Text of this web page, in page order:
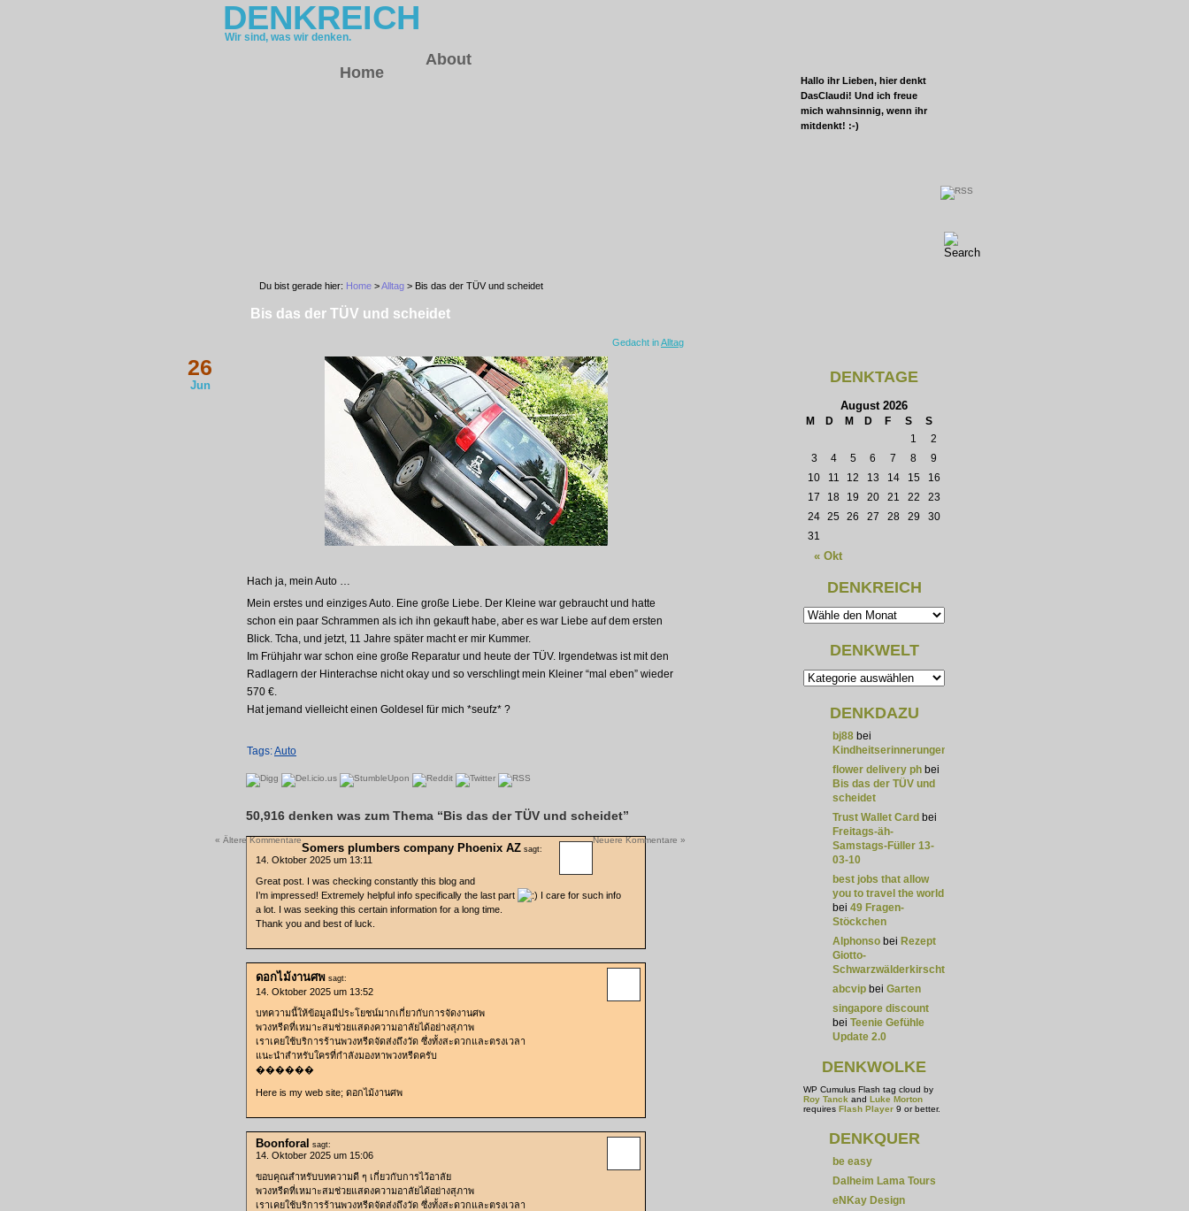
DENKREICH
Wir sind, was wir denken.
Home
About
Hallo ihr Lieben, hier denkt
DasClaudi! Und ich freue
mich wahnsinnig, wenn ihr
mitdenkt! :-)
Du bist gerade hier: Home >Alltag > Bis das der TÜV und scheidet
Bis das der TÜV und scheidet
Gedacht inAlltag
26
Jun
Hach ja, mein Auto …
Mein erstes und einziges Auto. Eine große Liebe. Der Kleine war gebraucht und hatte
schon ein paar Schrammen als ich ihn gekauft habe, aber es war Liebe auf dem ersten
Blick. Tcha, und jetzt, 11 Jahre später macht er mir Kummer.
Im Frühjahr war schon eine große Reparatur und heute der TÜV. Irgendetwas ist mit den
Radlagern der Hinterachse nicht okay und so verschlingt mein Kleiner “mal eben” wieder
570 €.
Hat jemand vielleicht einen Goldesel für mich *seufz* ?
Tags:Auto
50,916 denken was zum Thema “Bis das der TÜV und scheidet”
« Ältere Kommentare Neuere Kommentare »
Somers plumbers company Phoenix AZ sagt:
14. Oktober 2025 um 13:11
Great post. I was checking constantly this blog and
I’m impressed! Extremely helpful info specifically the last part
I care for such info
a lot. I was seeking this certain information for a long time.
Thank you and best of luck.
ดอกไม้งานศพ sagt:
14. Oktober 2025 um 13:52
บทความนี้ให้ข้อมูลมีประโยชน์มากเกี่ยวกับการจัดงานศพ
พวงหรีดที่เหมาะสมช่วยแสดงความอาลัยได้อย่างสุภาพ
เราเคยใช้บริการร้านพวงหรีดจัดส่งถึงวัด ซึ่งทั้งสะดวกและตรงเวลา
แนะนำสำหรับใครที่กำลังมองหาพวงหรีดครับ
������
Here is my web site; ดอกไม้งานศพ
Boonforal sagt:
14. Oktober 2025 um 15:06
ขอบคุณสำหรับบทความดี ๆ เกี่ยวกับการไว้อาลัย
พวงหรีดที่เหมาะสมช่วยแสดงความอาลัยได้อย่างสุภาพ
เราเคยใช้บริการร้านพวงหรีดจัดส่งถึงวัด ซึ่งทั้งสะดวกและตรงเวลา
DENKTAGE
August 2026
M D M D F S S
« Okt
1
2
3
4 5 6 7 8
9
10
11 12 13 14 15
16
17
18 19 20 21 22
23
24 25 26 27 28 29
30
31
DENKREICH
DENKWELT
DENKDAZU
bj88 bei
Kindheitserinnerungen
flower delivery ph bei
Bis das der TÜV und
scheidet
Trust Wallet Card bei
Freitags-äh-
Samstags-Füller 13-
03-10
best jobs that allow
you to travel the world
bei 49 Fragen-
Stöckchen
Alphonso bei Rezept
Giotto-
Schwarzwälderkirschtorte
abcvip bei Garten
singapore discount
bei Teenie Gefühle
Update 2.0
DENKWOLKE
WP Cumulus Flash tag cloud by
Roy Tanck and Luke Morton
requires Flash Player 9 or better.
DENKQUER
be easy
Dalheim Lama Tours
eNKay Design